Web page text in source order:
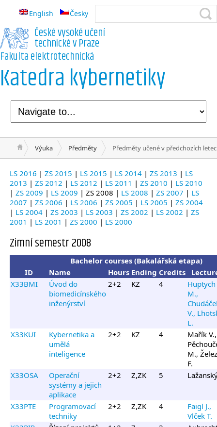
English Česky
České vysoké učení
technické v Praze
Fakulta elektrotechnická
Katedra kybernetiky
Výuka Předměty Předměty učené v předchozích
LS 2016 | ZS 2015 | LS 2015 | LS 2014 | ZS 2013 | LS
2013 | ZS 2012 | LS 2012 | LS 2011 | ZS 2010 | LS 2010
| ZS 2009 | LS 2009 | ZS 2008 | LS 2008 | ZS 2007 | LS
2007 | ZS 2006 | LS 2006 | ZS 2005 | LS 2005 | ZS 2004
| LS 2004 | ZS 2003 | LS 2003 | ZS 2002 | LS 2002 | ZS
2001 | LS 2001 | ZS 2000 | LS 2000
Zimní semestr 2008
Bachelor courses (Bakalářská etapa)
ID
Name Hours Ending Credits
X33BMI
Úvod do
biomedicínského
inženýrství
2+2 KZ 4
Huptych
M.,
V.,
L.
X33KUI
Kybernetika a
umělá
inteligence
2+2 KZ 4
Mařík V.,
M.,
F.
X33OSA
Operační
systémy a jejich
aplikace
2+2 Z,ZK 5
X33PTE
Programovací
techniky
2+2 Z,ZK 4
Faigl J.,
Vlček T.